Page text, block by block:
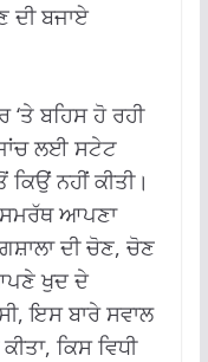
ਬਜਾਏ
ਬਹਿਸ ਹੋ ਰਹੀ
ਲਈ ਸਟੇਟ
ਨਹੀਂ ਕੀਤੀ।
ਸਮਰੱਥ ਆਪਣਾ
ਦੀ ਚੋਣ, ਚੋਣ
ਖੁਦ ਦੇ
ਇਸ ਬਾਰੇ ਸਵਾਲ
ਕਿਸ ਵਿਧੀ